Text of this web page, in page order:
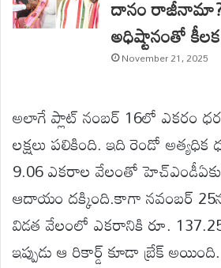
దానం రాజీనామా?
అధిష్టానంతో
November 21, 2025
అలాగే ప్లాట్ నంబర్ 16లో ఎకరం
లక్షలు పలికింది. ఇది రెండో
9.06 ఎకరాల వేలంతో హెచ్‌ఎండీఏకు
ఆదాయం దక్కింది.కాగా నవంబర్
విడత వేలంలో ఎకరానికి రూ.
ఇప్పుడు ఆ రికార్డ్ కూడా బ్రేక్ అయింది.